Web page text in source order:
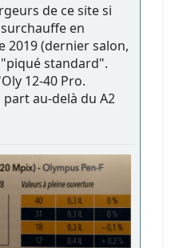
de ce site si
en
2019 (dernier salon,
standard".
12-40 Pro.
part au-delà du A2